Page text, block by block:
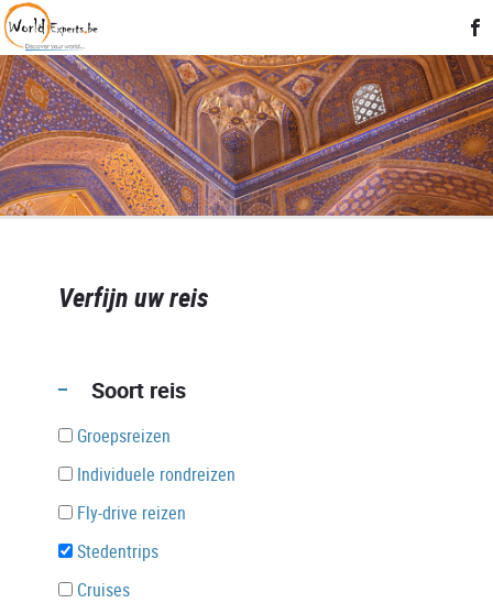
Verfijn uw reis
Soort reis
Groepsreizen
Individuele rondreizen
Fly-drive reizen
Stedentrips
Cruises